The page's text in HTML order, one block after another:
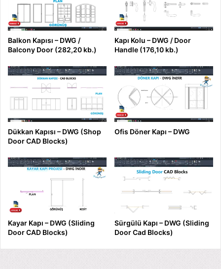
Balkon Kapısı – DWG /
Balcony Door (282,20 kb.)
Kapı Kolu – DWG / Door
Handle (176,10 kb.)
Dükkan Kapısı – DWG (Shop
Door CAD Blocks)
Ofis Döner Kapı – DWG
Kayar Kapı – DWG (Sliding
Door CAD Blocks)
Sürgülü Kapı – DWG (Sliding
Door Cad Blocks)